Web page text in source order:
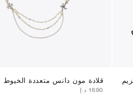
قلادة مون دانس متعددة الخيوط